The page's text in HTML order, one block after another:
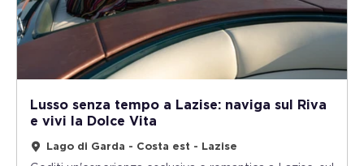
Lusso senza tempo a Lazise: naviga sul Riva
e vivi la Dolce Vita
Lago di Garda - Costa est - Lazise